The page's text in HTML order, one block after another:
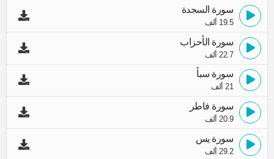
سورة السجدة
19.5 ألف
سورة الأحزاب
22.7 ألف
سورة سبأ
21 ألف
سورة فاطر
20.9 ألف
سورة يس
29.2 ألف